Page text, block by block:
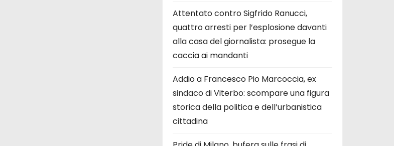
Attentato contro Sigfrido Ranucci,
quattro arresti per l’esplosione davanti
alla casa del giornalista: prosegue la
caccia ai mandanti
Addio a Francesco Pio Marcoccia, ex
sindaco di Viterbo: scompare una figura
storica della politica e dell’urbanistica
cittadina